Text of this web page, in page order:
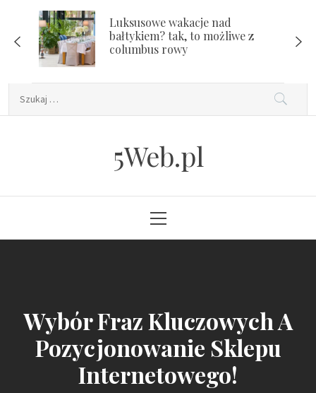
content
Luksusowe wakacje nad
bałtykiem? tak, to możliwe z
columbus rowy
5Web.pl
Menu
Wybór Fraz Kluczowych A
Pozycjonowanie Sklepu
Internetowego!